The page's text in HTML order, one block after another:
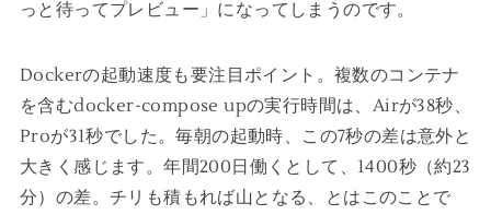
っと待ってプレビュー」になってしまうのです。
Dockerの起動速度も要注目ポイント。複数のコンテナ
を含むdocker-compose upの実行時間は、Airが38秒、
Proが31秒でした。毎朝の起動時、この7秒の差は意外と
大きく感じます。年間200日働くとして、1400秒（約23
分）の差。チリも積もれば山となる、とはこのことで